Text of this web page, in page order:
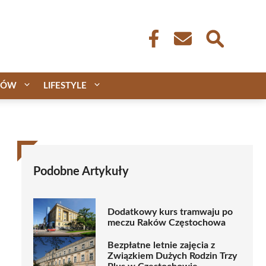
LIFESTYLE
Podobne Artykuły
Dodatkowy kurs tramwaju po
meczu Raków Częstochowa
Bezpłatne letnie zajęcia z
Związkiem Dużych Rodzin Trzy